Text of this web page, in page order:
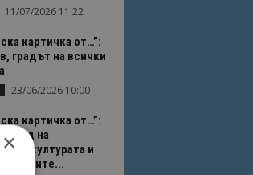
11/07/2026 11:22
картичка от…”:
градът на всички
23/06/2026 10:00
картичка от…”:
град на
културата и
×